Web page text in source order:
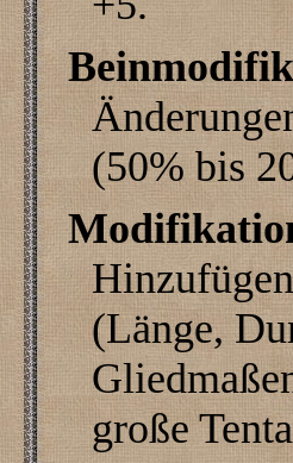
(50% bis
(Länge,
große